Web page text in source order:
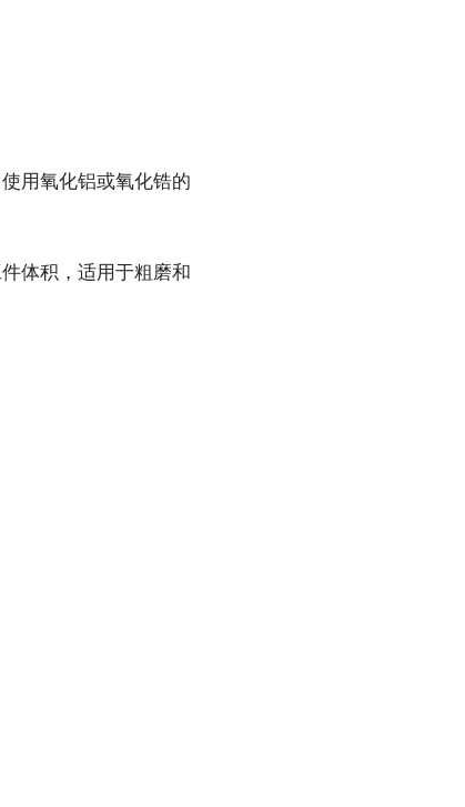
用氧化铝或氧化锆的
体积，适用于粗磨和